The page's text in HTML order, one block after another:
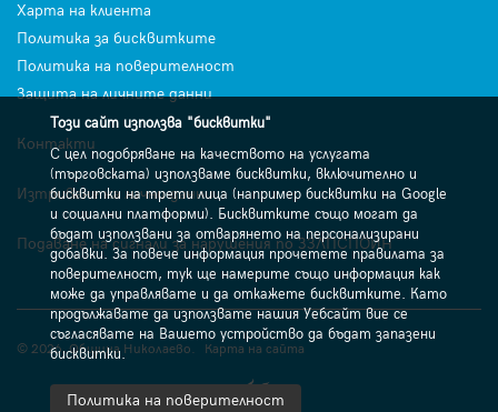
Харта на клиента
Политика за бисквитките
Политика на поверителност
Защита на личните данни
Контакти
Изтриване на лични данни
Подаване на сигнали за нарушения по ЗЗЛПСПОИН
© 2026. Община Николаево. Карта на сайта
Този сайт използва "бисквитки"
С цел подобряване на качеството на услугата
(търговската) използваме бисквитки, включително и
бисквитки на трети лица (например бисквитки на Google
и социални платформи). Бисквитките също могат да
бъдат използвани за отварянето на персонализирани
добавки. За повече информация прочетете правилата за
поверителност, тук ще намерите също информация как
може да управлявате и да откажете бисквитките. Като
продължавате да използвате нашия Уебсайт вие се
съгласявате на Вашето устройство да бъдат запазени
бисквитки.
Политика на поверителност